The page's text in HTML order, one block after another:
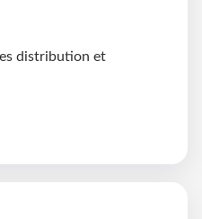
distribution et